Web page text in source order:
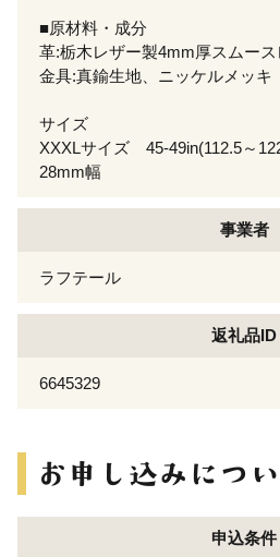
■原材料・成分
革:栃木レザー製4mm厚スムース
金具:真鍮生地、ニッケルメッキ
サイズ
XXXLサイズ 45-49in(112.5～
28mm幅
事業者
ラフテール
返礼品ID
6645329
申込条件